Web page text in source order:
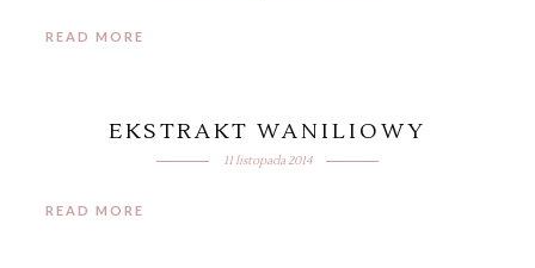
READ MORE
EKSTRAKT WANILIOWY
11 listopada 2014
READ MORE